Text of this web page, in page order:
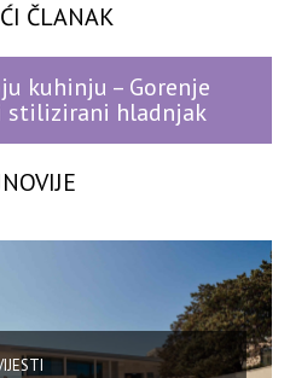
ČLANAK
kuhinju – Gorenje
stilizirani hladnjak